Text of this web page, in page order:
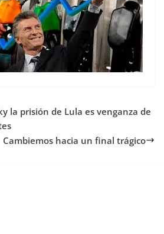
la prisión de Lula es venganza de
Cambiemos hacia un final trágico